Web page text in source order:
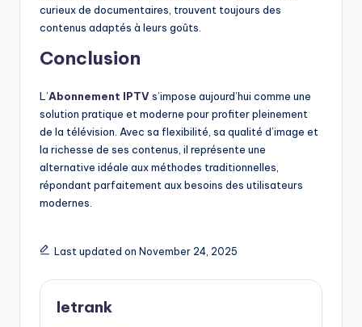
curieux de documentaires, trouvent toujours des
contenus adaptés à leurs goûts.
Conclusion
L’Abonnement IPTVs’impose aujourd’hui comme une
solution pratique et moderne pour profiter pleinement
de la télévision. Avec sa flexibilité, sa qualité d’image et
la richesse de ses contenus, il représente une
alternative idéale aux méthodes traditionnelles,
répondant parfaitement aux besoins des utilisateurs
modernes.
Last updated on November 24, 2025
letrank